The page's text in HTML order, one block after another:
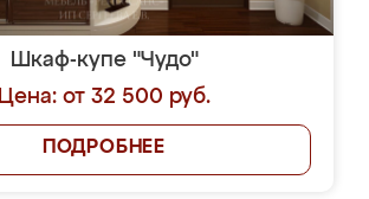
Шкаф-купе "Чудо"
Цена: от 32 500 руб.
ПОДРОБНЕЕ